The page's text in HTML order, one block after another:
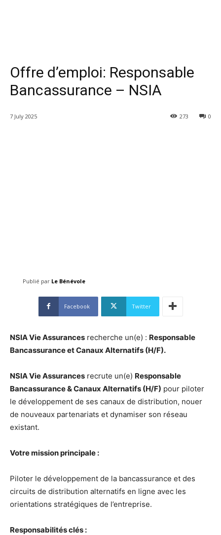
Offre d’emploi: Responsable
Bancassurance – NSIA
7 July 2025 0
273
Publié par Le Bénévole
Facebook Twitter
NSIA Vie Assurances recherche un(e) : Responsable
Bancassurance et Canaux Alternatifs (H/F).
NSIA Vie Assurances recrute un(e) Responsable
Bancassurance & Canaux Alternatifs (H/F) pour piloter
le développement de ses canaux de distribution, nouer
de nouveaux partenariats et dynamiser son réseau
existant.
Votre mission principale :
Piloter le développement de la bancassurance et des
circuits de distribution alternatifs en ligne avec les
orientations stratégiques de l’entreprise.
Responsabilités clés :